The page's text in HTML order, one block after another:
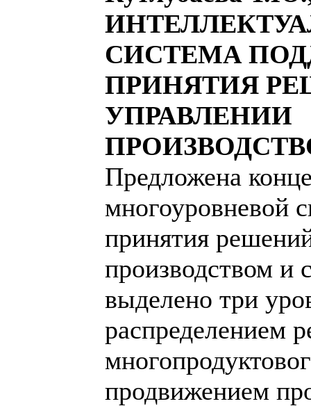
СИСТЕМА
ПРИНЯТИЯ
УПРАВЛЕНИИ
Предложена
многоуровневой
принятия
производством и
выделено три
распределением
продвижением